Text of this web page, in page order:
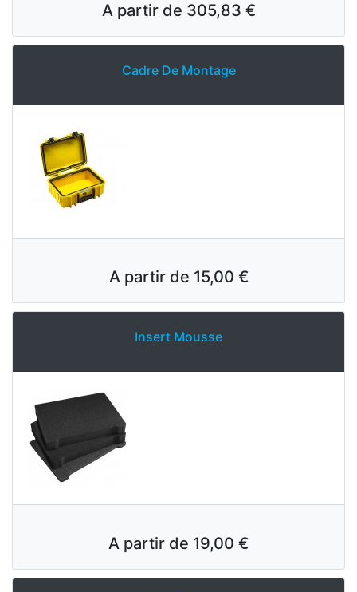
A partir de 305,83 €
Cadre De Montage
A partir de 15,00 €
Insert Mousse
A partir de 19,00 €